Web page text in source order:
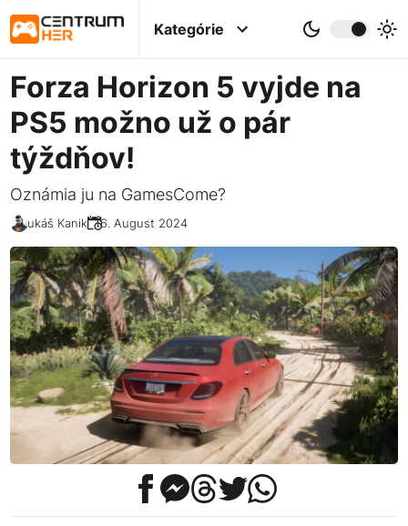
Kategórie
Forza Horizon 5 vyjde na
PS5 možno už o pár
týždňov!
Oznámia ju na GamesCome?
Lukáš Kanik 16. August 2024